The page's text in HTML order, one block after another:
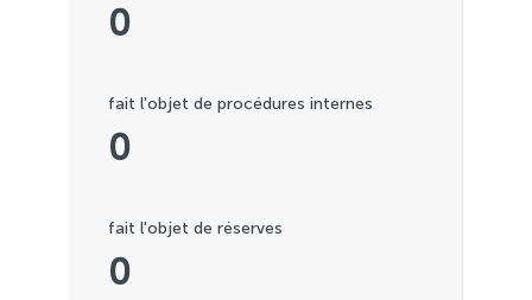
0
0
fait l'objet de procédures internes
0
fait l'objet de réserves